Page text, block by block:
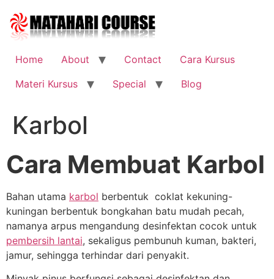
content
Home
About Contact
Cara Kursus
Materi Kursus
Special Blog
Karbol
Cara Membuat Karbol
Bahan utama karbol berbentuk coklat kekuning-
kuningan berbentuk bongkahan batu mudah pecah,
namanya arpus mengandung desinfektan cocok untuk
pembersih lantai, sekaligus pembunuh kuman, bakteri,
jamur, sehingga terhindar dari penyakit.